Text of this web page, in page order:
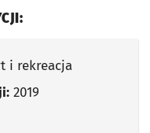
i rekreacja
2019